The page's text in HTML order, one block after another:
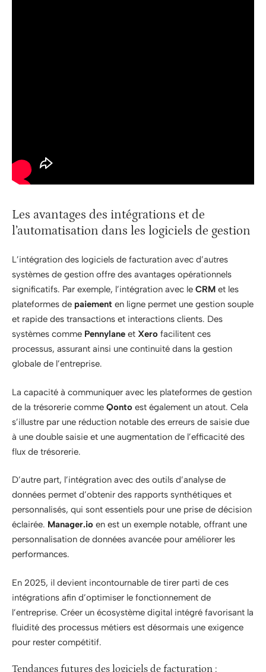
Les avantages des intégrations et de
l’automatisation dans les logiciels de gestion
L’intégration des logiciels de facturation avec d’autres
systèmes de gestion offre des avantages opérationnels
significatifs. Par exemple, l’intégration avec le CRM et les
plateformes de paiement en ligne permet une gestion souple
et rapide des transactions et interactions clients. Des
systèmes comme Pennylane et Xero facilitent ces
processus, assurant ainsi une continuité dans la gestion
globale de l’entreprise.
La capacité à communiquer avec les plateformes de gestion
de la trésorerie comme Qonto est également un atout. Cela
s’illustre par une réduction notable des erreurs de saisie due
à une double saisie et une augmentation de l’efficacité des
flux de trésorerie.
D’autre part, l’intégration avec des outils d’analyse de
données permet d’obtenir des rapports synthétiques et
personnalisés, qui sont essentiels pour une prise de décision
éclairée. Manager.io en est un exemple notable, offrant une
personnalisation de données avancée pour améliorer les
performances.
En 2025, il devient incontournable de tirer parti de ces
intégrations afin d’optimiser le fonctionnement de
l’entreprise. Créer un écosystème digital intégré favorisant la
fluidité des processus métiers est désormais une exigence
pour rester compétitif.
Tendances futures des logiciels de facturation :